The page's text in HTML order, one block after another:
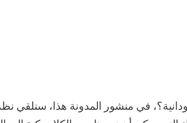
في منشور المدونة هذا،